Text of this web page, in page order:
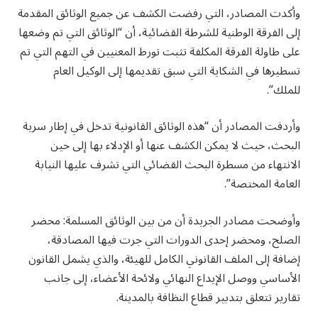
وأكدت المصادر، التي رفضت الكشف عن جميع الوثائق المقدمة
إلى الفرقة الوطنية للشرطة القضائية، أن “الوثائق التي تم وضعها
على طاولة الفرقة المكلفة تثبت تورط المعنيين في التهم التي تم
تسطيرها في الشكاية التي سبق تقديمها إلى الوكيل العام
للملك”.
وأردفت المصادر أن “هذه الوثائق القانونية تدخل في إطار سرية
البحث، حيث لا يمكن الكشف عنها أو الإدلاء بها إلى حين
الانتهاء من مسطرة البحث القضائي التي تشرف عليها النيابة
العامة المختصة”.
وأوضحت مصادر الجريدة أن من بين الوثائق المسلمة: محضر
الصلح، ومحضر إحدى الدورات التي جرت فيها المصادقة،
إضافة إلى الملف القانوني الكامل للهيئة، والذي يشمل القانون
الأساسي ووصل الإيداع النهائي ولائحة الأعضاء، إلى جانب
تقارير تتعلق بتدبير قطاع النظافة بالمدينة.